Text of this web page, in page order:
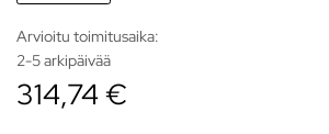
Arvioitu toimitusaika:
2-5 arkipäivää
314,74 €